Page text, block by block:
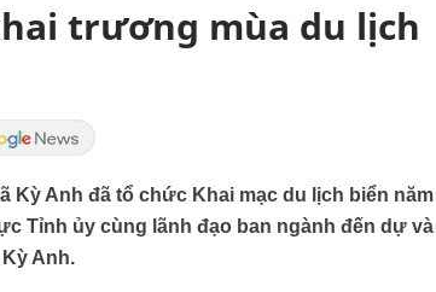
trương mùa du lịch
Kỳ Anh đã tổ chức Khai mạc du lịch biển năm
Tỉnh ủy cùng lãnh đạo ban ngành đến dự và
Anh.